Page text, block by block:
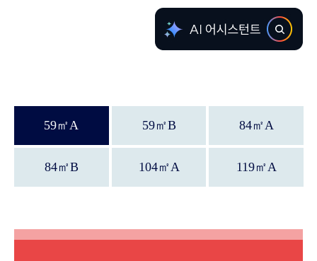
59㎡A 59㎡B 84㎡A
84㎡B 104㎡A 119㎡A